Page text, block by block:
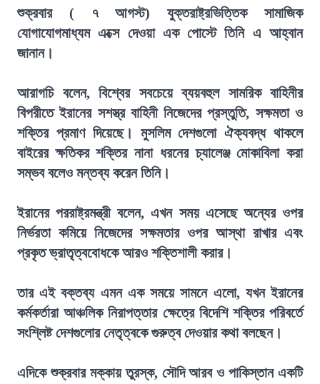
শুক্রবার ( ৭ আগস্ট) যুক্তরাষ্ট্রভিত্তিক সামাজিক
যোগাযোগমাধ্যম এক্সে দেওয়া এক পোস্টে তিনি এ আহ্বান
জানান।
আরাগচি বলেন, বিশ্বের সবচেয়ে ব্যয়বহুল সামরিক বাহিনীর
বিপরীতে ইরানের সশস্ত্র বাহিনী নিজেদের প্রস্তুতি, সক্ষমতা ও
শক্তির প্রমাণ দিয়েছে। মুসলিম দেশগুলো ঐক্যবদ্ধ থাকলে
বাইরের ক্ষতিকর শক্তির নানা ধরনের চ্যালেঞ্জ মোকাবিলা করা
সম্ভব বলেও মন্তব্য করেন তিনি।
ইরানের পররাষ্ট্রমন্ত্রী বলেন, এখন সময় এসেছে অন্যের ওপর
নির্ভরতা কমিয়ে নিজেদের সক্ষমতার ওপর আস্থা রাখার এবং
প্রকৃত ভ্রাতৃত্ববোধকে আরও শক্তিশালী করার।
তার এই বক্তব্য এমন এক সময়ে সামনে এলো, যখন ইরানের
কর্মকর্তারা আঞ্চলিক নিরাপত্তার ক্ষেত্রে বিদেশি শক্তির পরিবর্তে
সংশ্লিষ্ট দেশগুলোর নেতৃত্বকে গুরুত্ব দেওয়ার কথা বলছেন।
এদিকে শুক্রবার মক্কায় তুরস্ক, সৌদি আরব ও পাকিস্তান একটি